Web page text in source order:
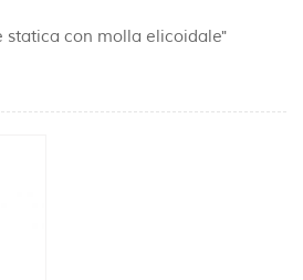
statica con molla elicoidale"